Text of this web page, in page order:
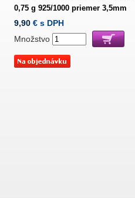
0,75 g 925/1000 priemer 3,5mm
9,90 € s DPH
Množstvo